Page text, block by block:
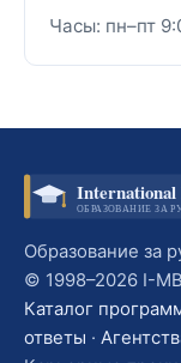
Часы: пн–пт
ОБРАЗОВАНИЕ ЗА
Образование за
© 1998–2026 I-
Каталог
ответы ·